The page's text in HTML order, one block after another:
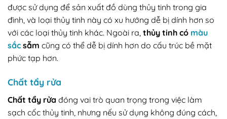
được sử dụng để sản xuất đồ dùng thủy tinh trong gia
đình, và loại thủy tinh này có xu hướng dễ bị dính hơn so
với các loại thủy tinh khác. Ngoài ra, thủy tinh có màu
sắc sẫm cũng có thể dễ bị dính hơn do cấu trúc bề mặt
phức tạp hơn.
Chất tẩy rửa
Chất tẩy rửa đóng vai trò quan trọng trong việc làm
sạch cốc thủy tinh, nhưng nếu sử dụng không đúng cách,